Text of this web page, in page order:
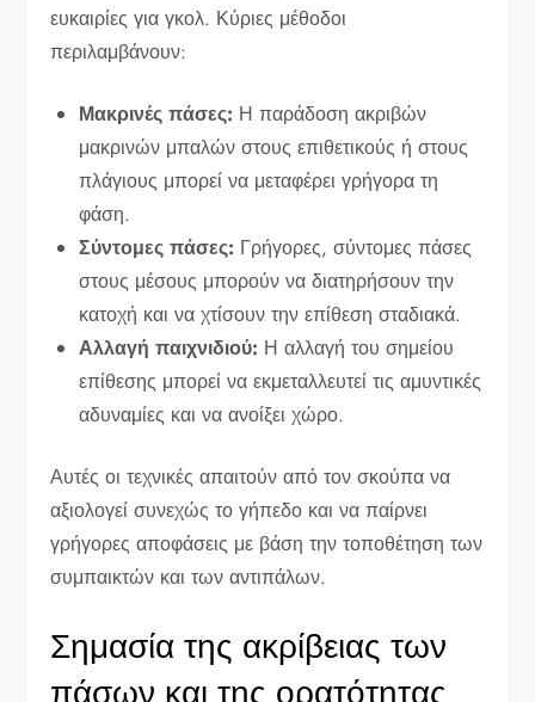
ευκαιρίες για γκολ. Κύριες μέθοδοι
περιλαμβάνουν:
Μακρινές πάσες: Η παράδοση ακριβών
μακρινών μπαλών στους επιθετικούς ή στους
πλάγιους μπορεί να μεταφέρει γρήγορα τη
φάση.
Σύντομες πάσες: Γρήγορες, σύντομες πάσες
στους μέσους μπορούν να διατηρήσουν την
κατοχή και να χτίσουν την επίθεση σταδιακά.
Αλλαγή παιχνιδιού: Η αλλαγή του σημείου
επίθεσης μπορεί να εκμεταλλευτεί τις αμυντικές
αδυναμίες και να ανοίξει χώρο.
Αυτές οι τεχνικές απαιτούν από τον σκούπα να
αξιολογεί συνεχώς το γήπεδο και να παίρνει
γρήγορες αποφάσεις με βάση την τοποθέτηση των
συμπαικτών και των αντιπάλων.
Σημασία της ακρίβειας των